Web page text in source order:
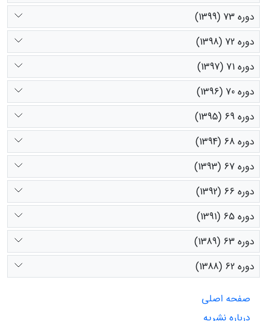
دوره 73 (1399)
دوره 72 (1398)
دوره 71 (1397)
دوره 70 (1396)
دوره 69 (1395)
دوره 68 (1394)
دوره 67 (1393)
دوره 66 (1392)
دوره 65 (1391)
دوره 63 (1389)
دوره 62 (1388)
صفحه اصلی
درباره نشریه